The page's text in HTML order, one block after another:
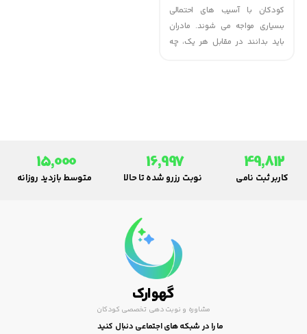
باید کرد ؟
کودکان با آسیب های احتمالی
بسیاری مواجه می شوند. مادران
باید بدانند در مقابل هر یک، چه
49,812
کاربر ثبت نامی
16,997
نوبت رزرو شده تا حالا
15,000
متوسط بازدید روزانه
گهوارک
مشاوره و نوبت دهی تخصصی کودکان
ما را در شبکه های اجتماعی دنبال کنید